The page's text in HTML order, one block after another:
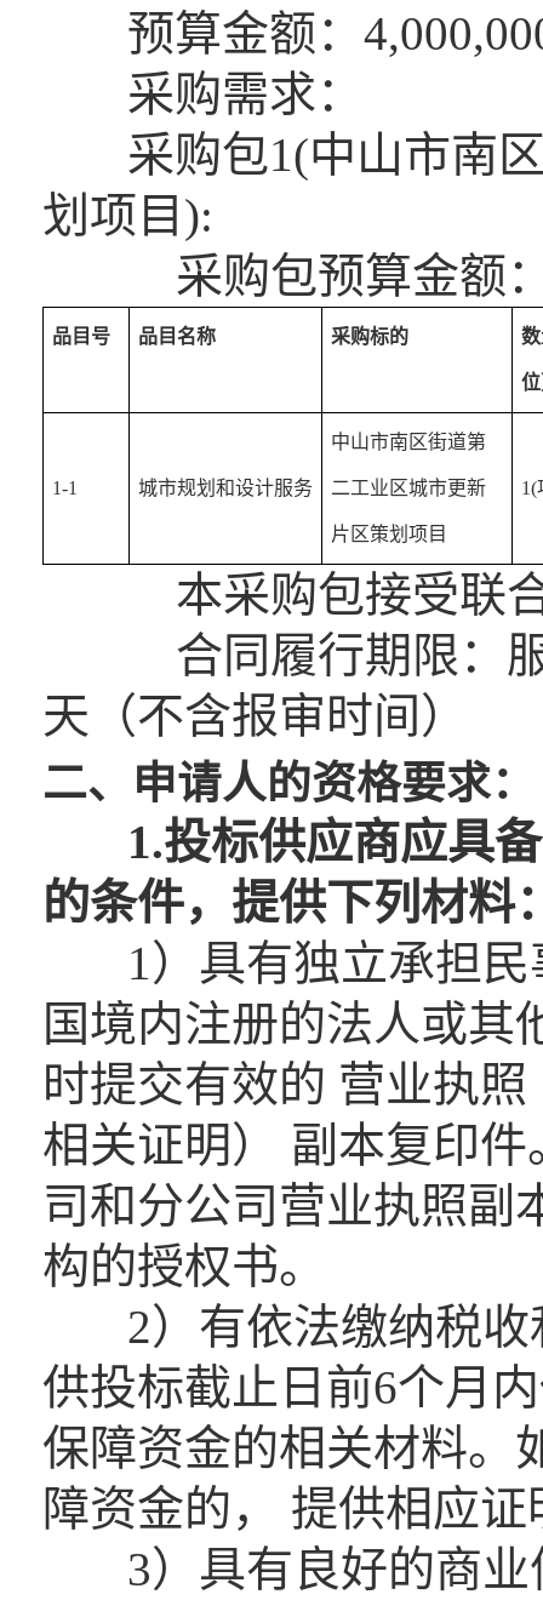
预算金额：
采购需求：
采购包1(中山市南区
划项目):
采购包预算金额：
品目号 品目名称 采购标的
1-1 城市规划和设计服务
中山市南区街道第
二工业区城市更新
片区策划项目
1(
本采购包接受联合
合同履行期限：服
天（不含报审时间）
二、申请人的资格要求：
1.投标供应商应具备
的条件，提供下列材料
1）具有独立承担民
国境内注册的法人或其
时提交有效的 营业执
相关证明） 副本复印
司和分公司营业执照副
构的授权书。
2）有依法缴纳税收
供投标截止日前6个月
保障资金的相关材料。
障资金的， 提供相应
3）具有良好的商业